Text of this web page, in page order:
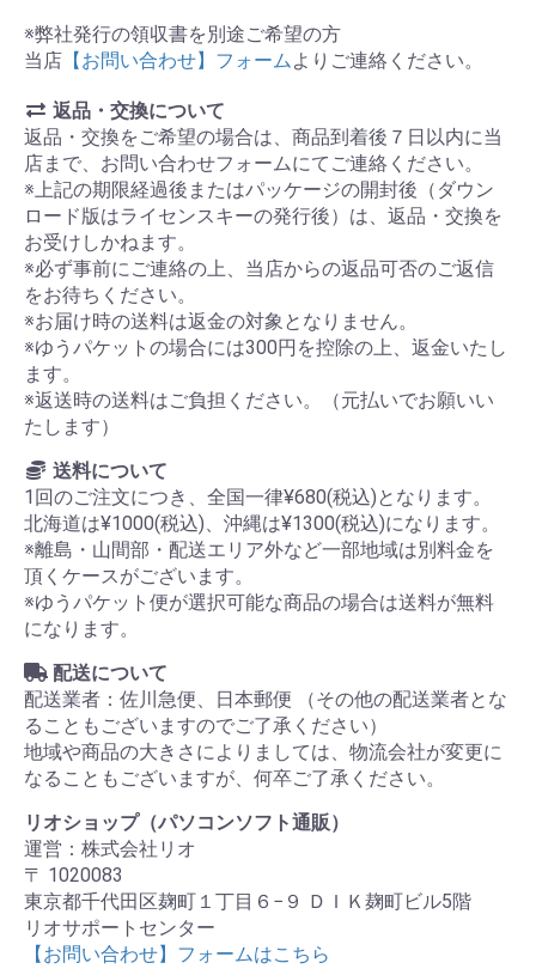
※弊社発行の領収書を別途ご希望の方
当店 【お問い合わせ】フォームよりご連絡ください。
返品・交換について
返品・交換をご希望の場合は、商品到着後７日以内に当
店まで、お問い合わせフォームにてご連絡ください。
※上記の期限経過後またはパッケージの開封後（ダウン
ロード版はライセンスキーの発行後）は、返品・交換を
お受けしかねます。
※必ず事前にご連絡の上、当店からの返品可否のご返信
をお待ちください。
※お届け時の送料は返金の対象となりません。
※ゆうパケットの場合には300円を控除の上、返金いたし
ます。
※返送時の送料はご負担ください。（元払いでお願いい
たします）
送料について
1回のご注文につき、全国一律¥680(税込)となります。
北海道は¥1000(税込)、沖縄は¥1300(税込)になります。
※離島・山間部・配送エリア外など一部地域は別料金を
頂くケースがございます。
※ゆうパケット便が選択可能な商品の場合は送料が無料
になります。
配送について
配送業者：佐川急便、日本郵便 （その他の配送業者とな
ることもございますのでご了承ください）
地域や商品の大きさによりましては、物流会社が変更に
なることもございますが、何卒ご了承ください。
リオショップ（パソコンソフト通販）
運営：株式会社リオ
〒 1020083
東京都千代田区麹町１丁目６−９ ＤＩＫ麹町ビル5階
リオサポートセンター
【お問い合わせ】フォームはこちら